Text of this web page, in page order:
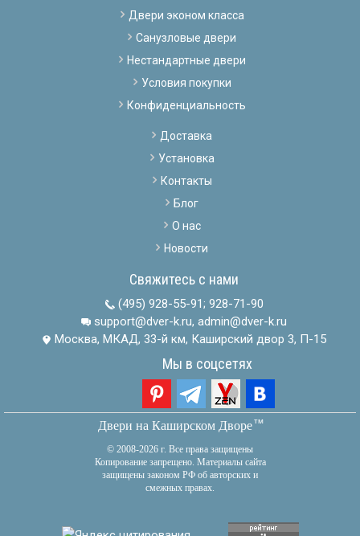
Двери эконом класса
Санузловые двери
Нестандартные двери
Условия покупки
Конфиденциальность
Доставка
Установка
Контакты
Блог
О нас
Новости
Свяжитесь с нами
(495) 928-55-91; 928-71-90
support@dver-k.ru, admin@dver-k.ru
Москва, МКАД, 33-й км, Каширский двор 3, П-15
Мы в соцсетях
Двери на Каширском Дворетм
© 2008-2026 г. Все права защищены
Копирование запрещено. Материалы сайта
защищены законом РФ об авторских и
смежных правах.